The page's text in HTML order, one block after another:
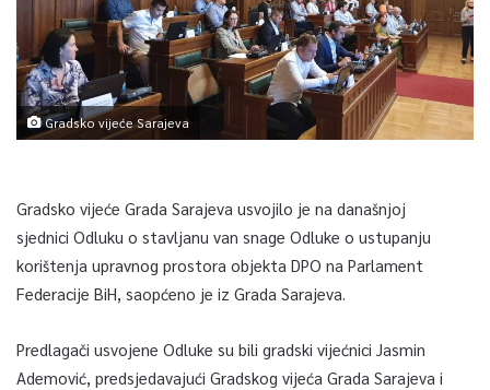
Gradsko vijeće Sarajeva
Gradsko vijeće Grada Sarajeva usvojilo je na današnjoj
sjednici Odluku o stavljanu van snage Odluke o ustupanju
korištenja upravnog prostora objekta DPO na Parlament
Federacije BiH, saopćeno je iz Grada Sarajeva.
Predlagači usvojene Odluke su bili gradski vijećnici Jasmin
Ademović, predsjedavajući Gradskog vijeća Grada Sarajeva i